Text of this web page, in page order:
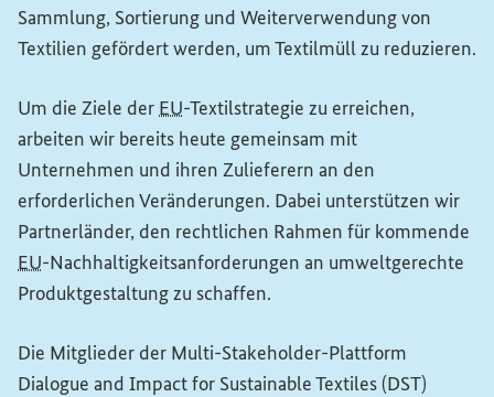
Sammlung, Sortierung und Weiterverwendung von
Textilien gefördert werden, um Textilmüll zu reduzieren.
Um die Ziele der EU-Textilstrategie zu erreichen,
arbeiten wir bereits heute gemeinsam mit
Unternehmen und ihren Zulieferern an den
erforderlichen Veränderungen. Dabei unterstützen wir
Partnerländer, den rechtlichen Rahmen für kommende
EU-Nachhaltigkeitsanforderungen an umweltgerechte
Produktgestaltung zu schaffen.
Die Mitglieder der Multi-Stakeholder-Plattform
Dialogue and Impact for Sustainable Textiles (DST)